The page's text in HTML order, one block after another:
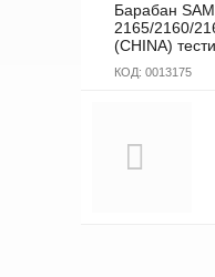
Барабан
2165/2160/
(CHINA)
КОД: 0013175